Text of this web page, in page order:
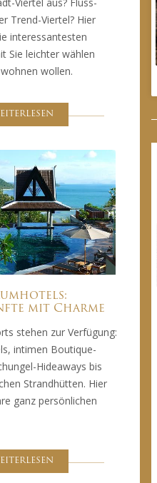
Trend-Viertel? Hier
interessantesten
Sie leichter wählen
wollen.
mit Charme
stehen zur Verfügung:
intimen Boutique-
Hideaways bis
Strandhütten. Hier
ganz persönlichen